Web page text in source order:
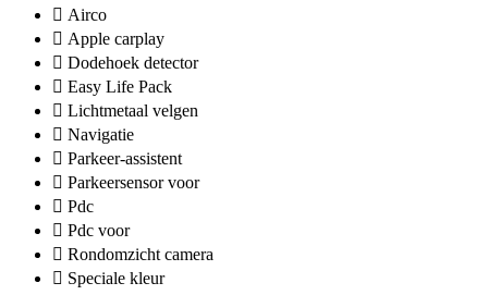
Airco
Apple carplay
Dodehoek detector
Easy Life Pack
Lichtmetaal velgen
Navigatie
Parkeer-assistent
Parkeersensor voor
Pdc
Pdc voor
Rondomzicht camera
Speciale kleur